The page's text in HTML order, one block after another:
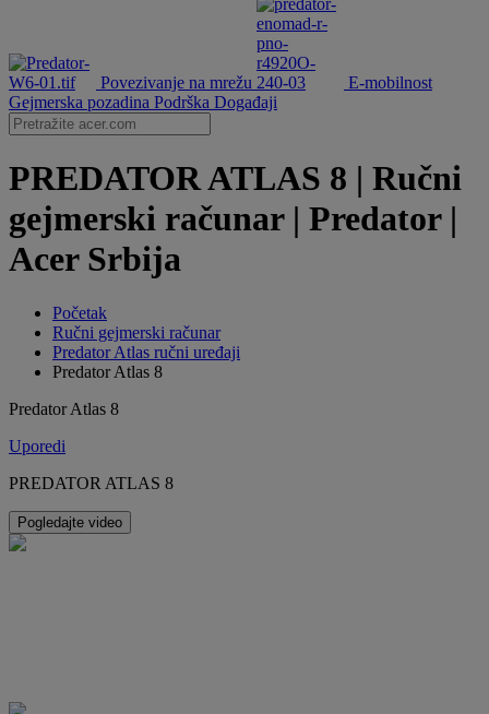
Povezivanje na mrežu
E-mobilnost
Gejmerska pozadina Podrška Događaji
PREDATOR ATLAS 8 | Ručni
gejmerski računar | Predator |
Acer Srbija
Početak
Ručni gejmerski računar
Predator Atlas ručni uređaji
Predator Atlas 8
Predator Atlas 8
Uporedi
PREDATOR ATLAS 8
Pogledajte video